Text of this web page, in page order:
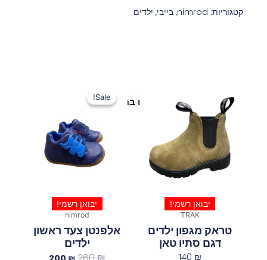
קטגוריות: nimrod
, בייבי, ילדים
פריטים נוספים במיוחד בשבילך
יבואן רשמי!
TRAK
טראק מגפון ילדים
דגם סתיו טאן
140 ₪
Sale!
יבואן רשמי!
Sale!
nimrod
אלפנטן צעד ראשון
ילדים
260 ₪.